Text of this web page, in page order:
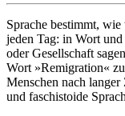
Sprache bestimmt,
jeden Tag: in Wort
oder Gesellschaft
Wort »Remigration«
Menschen nach
und faschistoide